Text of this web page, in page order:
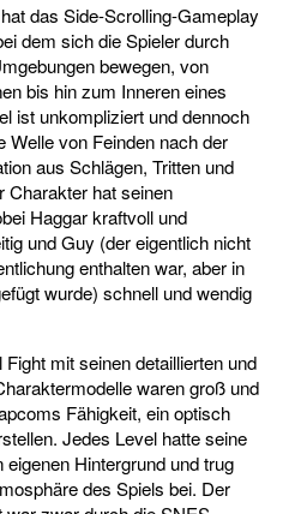
das Side-Scrolling-Gameplay
dem sich die Spieler durch
bewegen, von
bis hin zum Inneren eines
ist unkompliziert und dennoch
Welle von Feinden nach der
aus Schlägen, Tritten und
Charakter hat seinen
Haggar kraftvoll und
und Guy (der eigentlich nicht
enthalten war, aber in
wurde) schnell und wendig
mit seinen detaillierten und
waren groß und
Fähigkeit, ein optisch
Jedes Level hatte seine
Hintergrund und trug
des Spiels bei. Der